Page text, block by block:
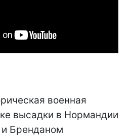
военная
высадки в Нормандии
Бренданом